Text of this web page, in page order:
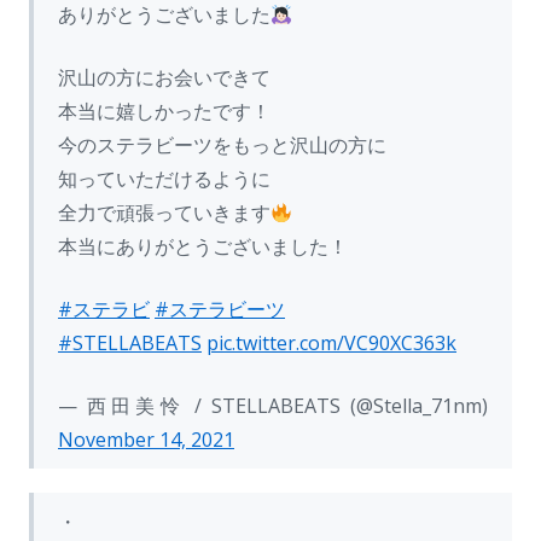
ありがとうございました
沢山の方にお会いできて
本当に嬉しかったです！
今のステラビーツをもっと沢山の方に
知っていただけるように
全力で頑張っていきます
本当にありがとうございました！
#ステラビ #ステラビーツ
#STELLABEATS pic.twitter.com/VC90XC363k
— 西田美怜 / STELLABEATS (@Stella_71nm)
November 14, 2021
・